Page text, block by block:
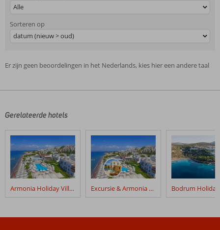
Alle
Sorteren op
datum (nieuw > oud)
Er zijn geen beoordelingen in het Nederlands, kies hier een andere taal
Gerelateerde hotels
Armonia Holiday Village Excursie & Armonia Holiday Village